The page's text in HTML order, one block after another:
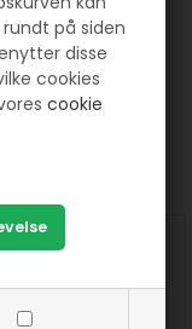
på siden
disse
cookies
cookie
vende tilbage til